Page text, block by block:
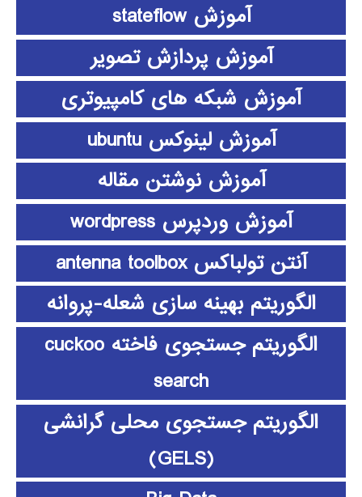
آموزش stateflow
آموزش پردازش تصویر
آموزش شبکه های کامپیوتری
آموزش لینوکس ubuntu
آموزش نوشتن مقاله
آموزش وردپرس wordpress
آنتن تولباکس antenna toolbox
الگوریتم بهینه سازی شعله-پروانه
الگوریتم جستجوی فاخته cuckoo
search
الگوریتم جستجوی محلی گرانشی
(GELS)